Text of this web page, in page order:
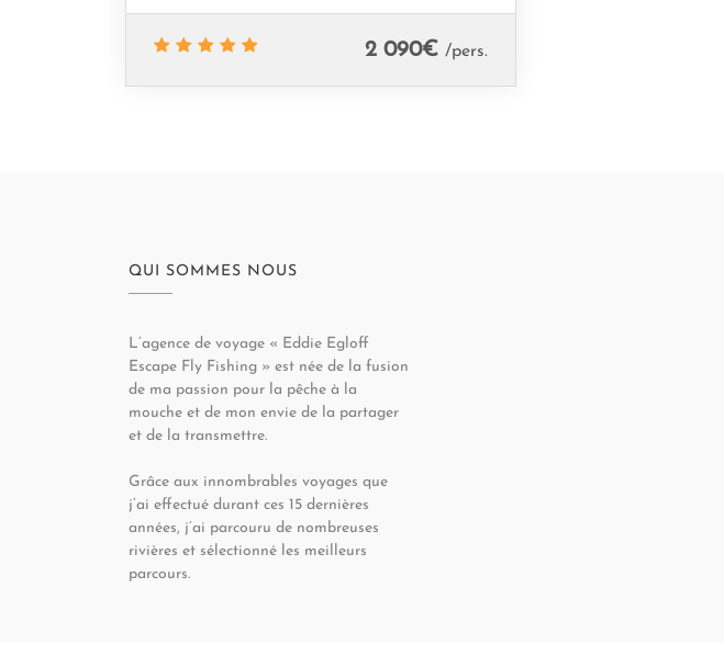
2 090€ /pers.
QUI SOMMES NOUS
L’agence de voyage « Eddie Egloff
Escape Fly Fishing » est née de la fusion
de ma passion pour la pêche à la
mouche et de mon envie de la partager
et de la transmettre.
Grâce aux innombrables voyages que
j’ai effectué durant ces 15 dernières
années, j’ai parcouru de nombreuses
rivières et sélectionné les meilleurs
parcours.